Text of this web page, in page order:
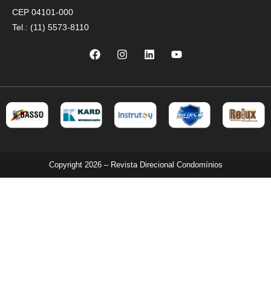
CEP 04101-000
Tel.: (11) 5573-8110
Copyright 2026 – Revista Direcional Condomínios